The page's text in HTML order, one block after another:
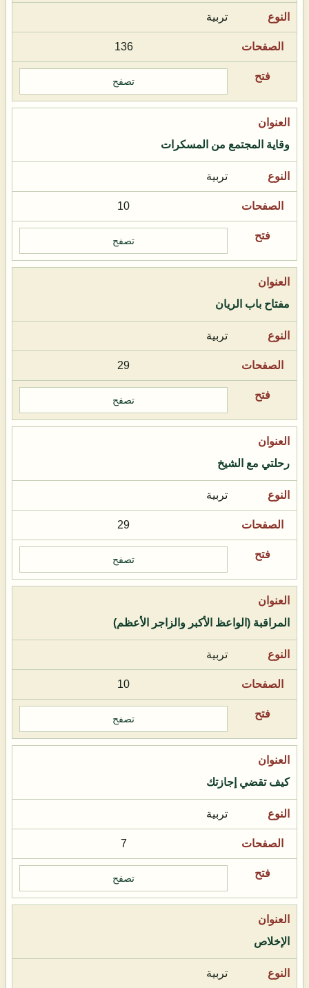
تربية
136
تصفح
وقاية المجتمع من المسكرات
تربية
10
تصفح
مفتاح باب الريان
تربية
29
تصفح
رحلتي مع الشيخ
تربية
29
تصفح
المراقبة (الواعظ الأكبر والزاجر الأعظم)
تربية
10
تصفح
كيف تقضي إجازتك
تربية
7
تصفح
الإخلاص
تربية